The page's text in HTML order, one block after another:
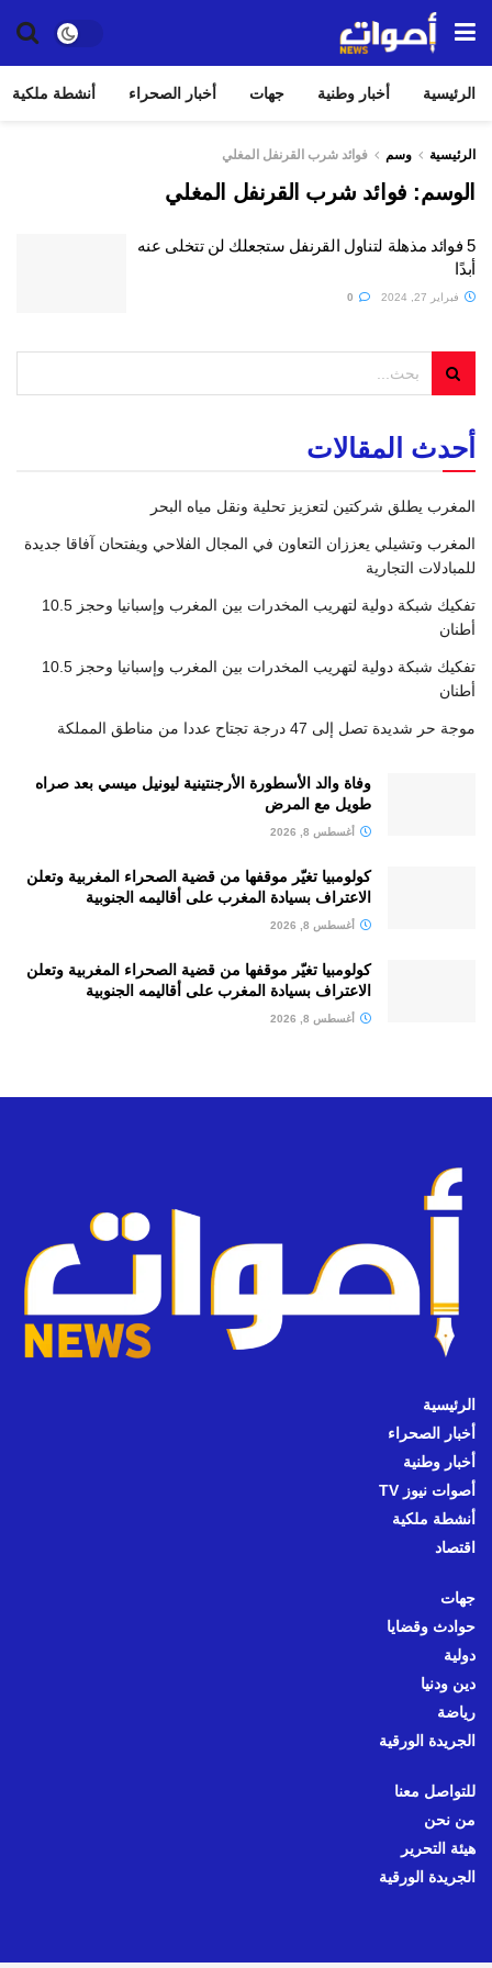
الرئيسية أخبار وطنية جهات أخبار الصحراء أنشطة ملكية
الرئيسية وسم فوائد شرب القرنفل المغلي
الوسم: فوائد شرب القرنفل المغلي
5 فوائد مذهلة لتناول القرنفل ستجعلك لن تتخلى عنه
أبدًا
فبراير 27, 2024
أحدث المقالات
المغرب يطلق شركتين لتعزيز تحلية ونقل مياه البحر
المغرب وتشيلي يعززان التعاون في المجال الفلاحي ويفتحان آفاقا جديدة
للمبادلات التجارية
تفكيك شبكة دولية لتهريب المخدرات بين المغرب وإسبانيا وحجز 10.5
أطنان
تفكيك شبكة دولية لتهريب المخدرات بين المغرب وإسبانيا وحجز 10.5
أطنان
موجة حر شديدة تصل إلى 47 درجة تجتاح عددا من مناطق المملكة
وفاة والد الأسطورة الأرجنتينية ليونيل ميسي بعد صراه
طويل مع المرض
أغسطس 8, 2026
كولومبيا تغيّر موقفها من قضية الصحراء المغربية وتعلن
الاعتراف بسيادة المغرب على أقاليمه الجنوبية
أغسطس 8, 2026
كولومبيا تغيّر موقفها من قضية الصحراء المغربية وتعلن
الاعتراف بسيادة المغرب على أقاليمه الجنوبية
أغسطس 8, 2026
الرئيسية
أخبار الصحراء
أخبار وطنية
أصوات نيوز TV
أنشطة ملكية
اقتصاد
جهات
حوادث وقضايا
دولية
دين ودنيا
رياضة
الجريدة الورقية
للتواصل معنا
من نحن
هيئة التحرير
الجريدة الورقية